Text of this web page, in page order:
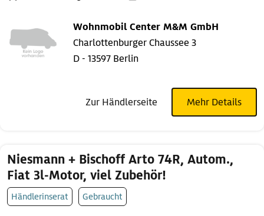
Wohnmobil Center M&M GmbH
Charlottenburger Chaussee 3
D - 13597 Berlin
Zur Händlerseite Mehr Details
Niesmann + Bischoff Arto 74R, Autom.,
Fiat 3l-Motor, viel Zubehör!
Händlerinserat Gebraucht